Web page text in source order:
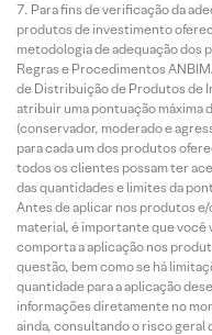
Para fins de verificação da
produtos de investimento
metodologia de adequação dos
Regras e Procedimentos
de Distribuição de Produtos de
atribuir uma pontuação máxima
(conservador, moderado e
para cada um dos produtos
todos os clientes possam ter
das quantidades e limites da
Antes de aplicar nos produtos
material, é importante que você
comporta a aplicação nos
questão, bem como se há
quantidade para a aplicação
informações diretamente no
ainda, consultando o risco geral